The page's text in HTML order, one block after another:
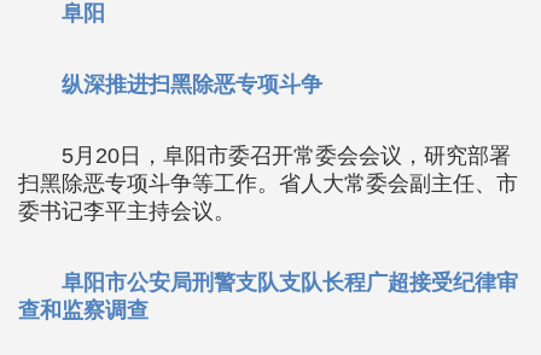
阜阳
纵深推进扫黑除恶专项斗争
5月20日，阜阳市委召开常委会会议，研究部署
扫黑除恶专项斗争等工作。省人大常委会副主任、市
委书记李平主持会议。
阜阳市公安局刑警支队支队长程广超接受纪律审
查和监察调查